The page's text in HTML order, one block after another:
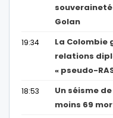
Golan
19:34
La Colombie
relations
« pseudo-
18:53
Un séisme
moins 69